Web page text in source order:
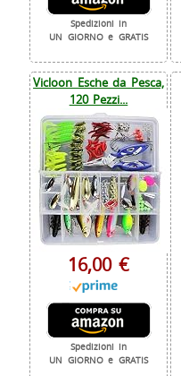
Spedizioni in
UN GIORNO e GRATIS
Vicloon Esche da Pesca,
120 Pezzi...
16,00 €
Spedizioni in
UN GIORNO e GRATIS